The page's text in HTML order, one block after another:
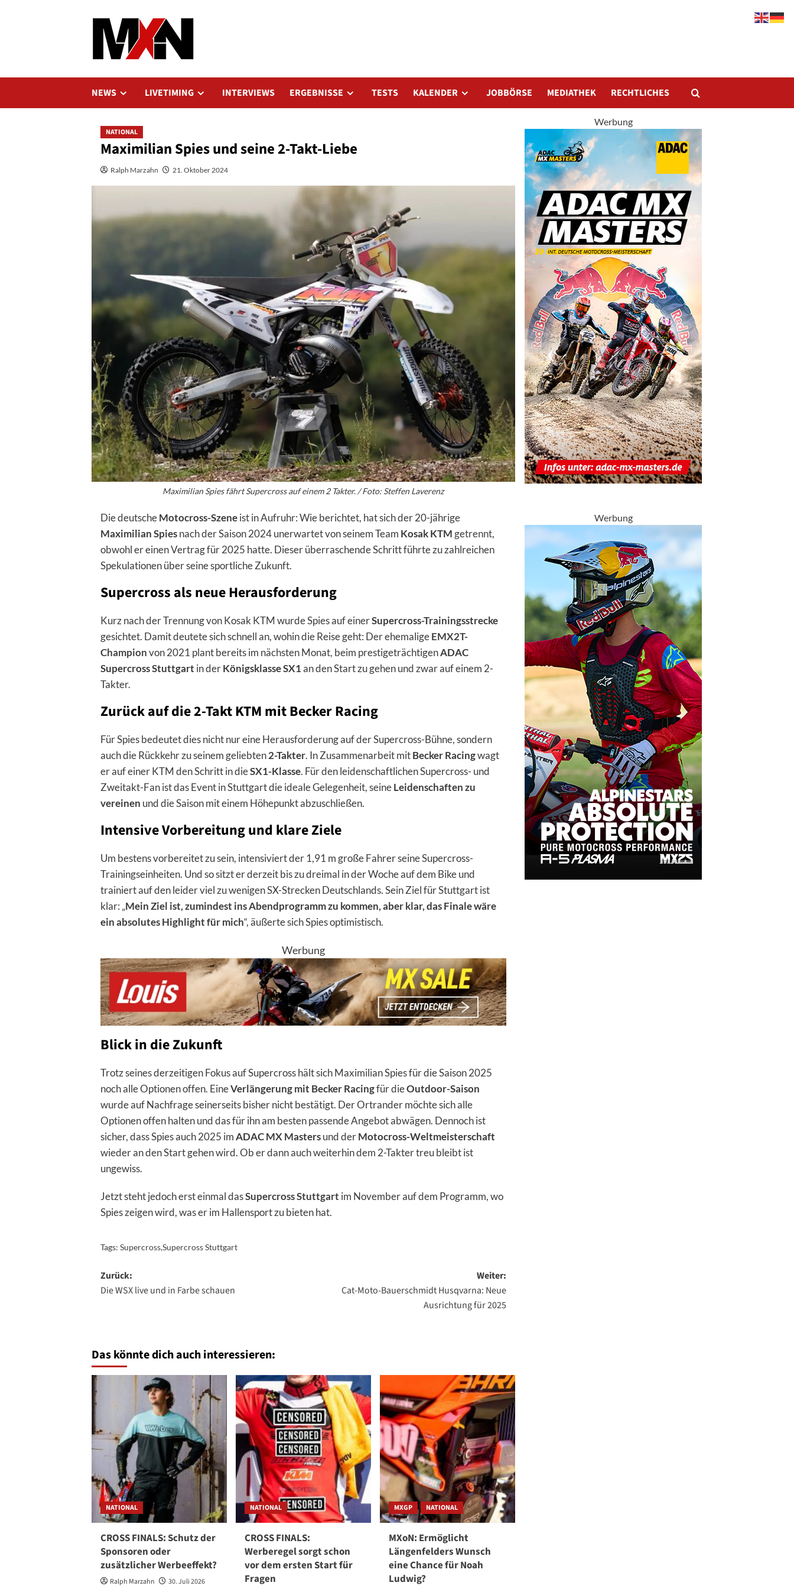
NEWS LIVETIMING INTERVIEWS ERGEBNISSE TESTS KALENDER JOBBÖRSE MEDIATHEK RECHTLICHES
NATIONAL
Maximilian Spies und seine 2-Takt-Liebe
Ralph Marzahn 21. Oktober 2024
Maximilian Spies fährt Supercross auf einem 2 Takter. / Foto: Steffen Laverenz
Die deutscheMotocross-Szeneist in Aufruhr: Wie berichtet, hat sich der 20-jährige
Maximilian Spiesnach der Saison 2024 unerwartet von seinem Team Kosak KTMgetrennt,
obwohl er einen Vertrag für 2025 hatte. Dieser überraschende Schritt führte zu zahlreichen
Spekulationen über seine sportliche Zukunft.
Supercross als neue Herausforderung
Kurz nach der Trennung von Kosak KTM wurde Spies auf einerSupercross-Trainingsstrecke
gesichtet. Damit deutete sich schnell an, wohin die Reise geht: Der ehemaligeEMX2T-
Championvon 2021 plant bereits im nächsten Monat, beim prestigeträchtigenADAC
Supercross Stuttgart in derKönigsklasse SX1an den Start zu gehen und zwar auf einem 2-
Takter.
Zurück auf die 2-Takt KTM mit Becker Racing
Für Spies bedeutet dies nicht nur eine Herausforderung auf der Supercross-Bühne, sondern
auch die Rückkehr zu seinem geliebten2-Takter. In Zusammenarbeit mitBecker Racingwagt
er auf einer KTM den Schritt in dieSX1-Klasse. Für den leidenschaftlichen Supercross- und
Zweitakt-Fan ist das Event in Stuttgart die ideale Gelegenheit, seineLeidenschaften zu
vereinen und die Saison mit einem Höhepunkt abzuschließen.
Intensive Vorbereitung und klare Ziele
Um bestens vorbereitet zu sein, intensiviert der 1,91 m große Fahrer seine Supercross-
Trainingseinheiten. Und so sitzt er derzeit bis zu dreimal in der Woche auf dem Bike und
trainiert auf den leider viel zu wenigen SX-Strecken Deutschlands. Sein Ziel für Stuttgart ist
klar: „Mein Ziel ist, zumindest ins Abendprogramm zu kommen, aber klar, das Finale wäre
ein absolutes Highlight für mich“, äußerte sich Spies optimistisch.
Werbung
Blick in die Zukunft
Trotz seines derzeitigen Fokus auf Supercross hält sich Maximilian Spies für die Saison 2025
noch alle Optionen offen. EineVerlängerung mit Becker Racingfür dieOutdoor-Saison
wurde auf Nachfrage seinerseits bisher nicht bestätigt. Der Ortrander möchte sich alle
Optionen offen halten und das für ihn am besten passende Angebot abwägen. Dennoch ist
sicher, dass Spies auch 2025 imADAC MX Mastersund derMotocross-Weltmeisterschaft
wieder an den Start gehen wird. Ob er dann auch weiterhin dem 2-Takter treu bleibt ist
ungewiss.
Jetzt steht jedoch erst einmal dasSupercross Stuttgart im November auf dem Programm, wo
Spies zeigen wird, was er im Hallensport zu bieten hat.
Tags: Supercross,Supercross Stuttgart
Beitragsnavigation
Zurück:
Die WSX live und in Farbe schauen
Weiter:
Cat-Moto-Bauerschmidt Husqvarna: Neue
Ausrichtung für 2025
Das könnte dich auch interessieren:
NATIONAL
CROSS FINALS: Schutz der
Sponsoren oder
zusätzlicher Werbeeffekt?
Ralph Marzahn 30. Juli 2026
NATIONAL
CROSS FINALS:
Werberegel sorgt schon
vor dem ersten Start für
Fragen
MXGP NATIONAL
MXoN: Ermöglicht
Längenfelders Wunsch
eine Chance für Noah
Ludwig?
Werbung
Werbung